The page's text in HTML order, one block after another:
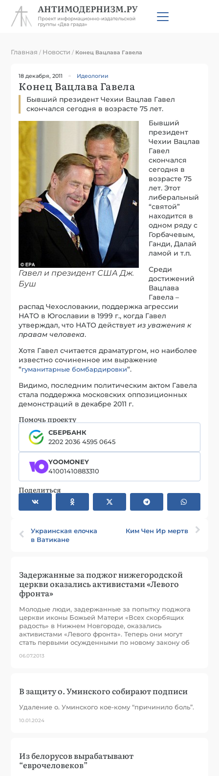
Главная / Новости / Конец Вацлава Гавела
18 декабря, 2011 Идеологии
Конец Вацлава Гавела
Бывший президент Чехии Вацлав Гавел
скончался сегодня в возрасте 75 лет.
Гавел и президент США Дж.
Буш
Бывший
президент
Чехии Вацлав
Гавел
скончался
сегодня в
возрасте 75
лет. Этот
либеральный
“святой”
находится в
одном ряду с
Горбачевым,
Ганди, Далай
ламой и т.п.
Среди
достижений
Вацлава
Гавела –
распад Чехословакии, поддержка агрессии
НАТО в Югославии в 1999 г., когда Гавел
утверждал, что НАТО действуетиз уважения к
правам человека.
Хотя Гавел считается драматургом, но наиболее
известно сочиненное им выражение
“гуманитарные бомбардировки“.
Видимо, последним политическим актом Гавела
стала поддержка московских оппозиционных
демонстраций в декабре 2011 г.
Помочь проекту
СБЕРБАНК
2202 2036 4595 0645
YOOMONEY
41001410883310
Поделиться
Украинская елочка
в Ватикане
Ким Чен Ир мертв
Задержанные за поджог нижегородской
церкви оказались активистами «Левого
фронта»
Молодые люди, задержанные за попытку поджога
церкви иконы Божьей Матери «Всех скорбящих
радость» в Нижнем Новгороде, оказались
активистами «Левого фронта». Теперь они могут
стать первыми осужденными по новому закону об
06.07.2013
В защиту о. Уминского собирают подписи
Удаление о. Уминского кое-кому “причинило боль”.
10.01.2024
Из белорусов вырабатывают
“еврочеловеков”